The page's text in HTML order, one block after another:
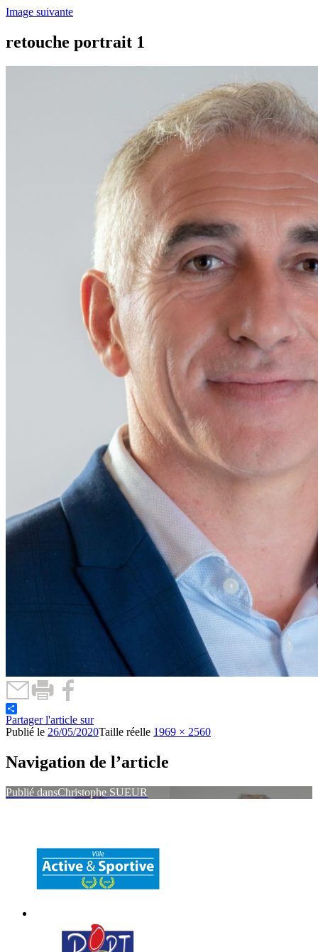
Image suivante
retouche portrait 1
Partager l'article sur
Publié le 26/05/2020Taille réelle 1969 × 2560
Navigation de l’article
Publié dansChristophe SUEUR